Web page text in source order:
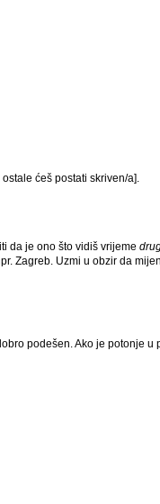
ćeš postati skriven/a].
da je ono što vidiš vrijeme
Zagreb. Uzmi u obzir da
podešen. Ako je potonje u